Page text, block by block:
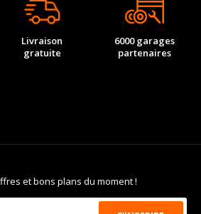
Livraison
gratuite
6000 garages
partenaires
et bons plans du moment !